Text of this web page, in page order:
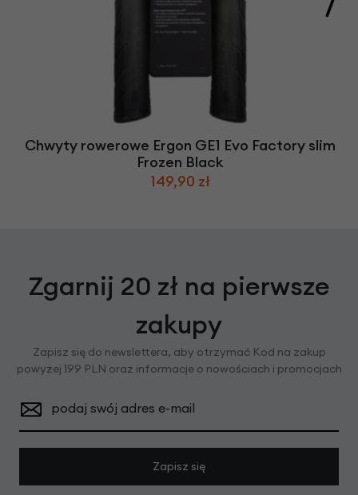
Chwyty rowerowe Ergon GE1 Evo Factory slim
Frozen Black
149,90 zł
Zgarnij 20 zł na pierwsze
zakupy
Zapisz się do newslettera, aby otrzymać Kod na zakup
powyżej 199 PLN oraz informacje o nowościach i promocjach
podaj swój adres e-mail
Zapisz się